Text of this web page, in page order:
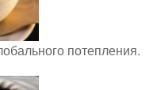
потепления.